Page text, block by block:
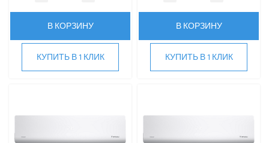
В КОРЗИНУ
КУПИТЬ В 1 КЛИК
В КОРЗИНУ
КУПИТЬ В 1 КЛИК